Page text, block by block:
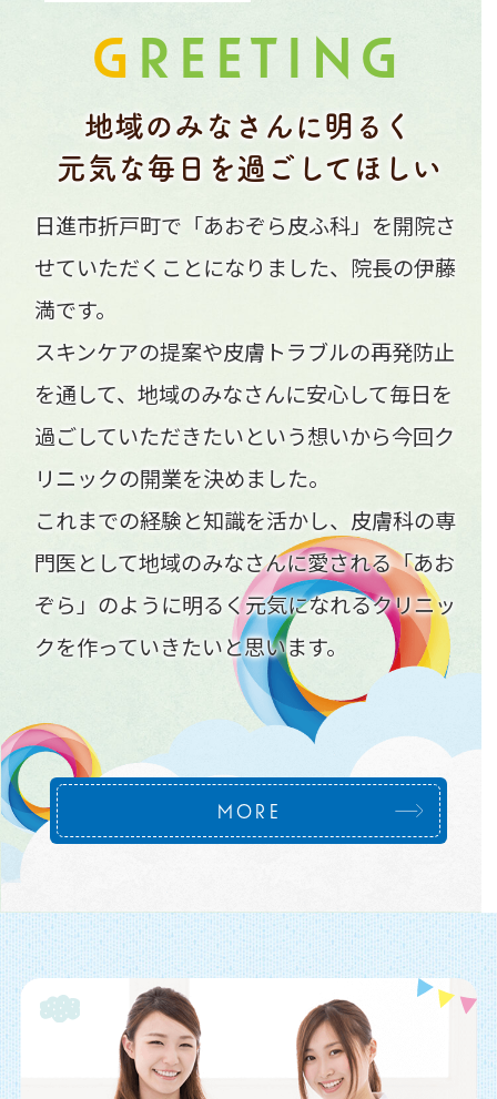
G REETING
地域のみなさんに明るく
元気な毎日を過ごしてほしい
日進市折戸町で「あおぞら皮ふ科」を開院さ
せていただくことになりました、院長の伊藤
満です。
スキンケアの提案や皮膚トラブルの再発防止
を通して、地域のみなさんに安心して毎日を
過ごしていただきたいという想いから今回ク
リニックの開業を決めました。
これまでの経験と知識を活かし、皮膚科の専
門医として地域のみなさんに愛される「あお
ぞら」のように明るく元気になれるクリニッ
クを作っていきたいと思います。
MORE